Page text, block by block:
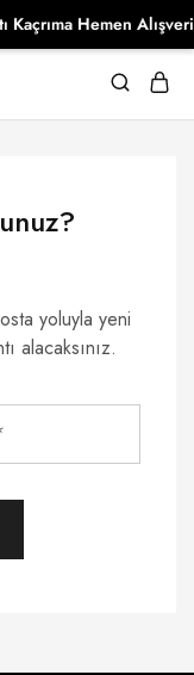
yoluyla yeni
alacaksınız.
Hemen